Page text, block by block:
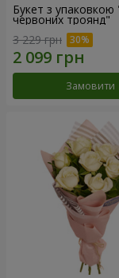
Букет з упаковкою
червоних троянд"
3 229 грн
Замовити